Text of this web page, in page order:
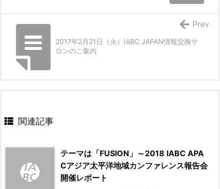
2017年2月21日（火）IABC JAPAN情報交換サ
ロンのご案内
Prev
関連記事
テーマは「FUSION」～2018 IABC APA
Cアジア太平洋地域カンファレンス報告会
開催レポート